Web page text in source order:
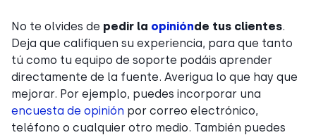
No te olvides de pedir la opiniónde tus clientes.
Deja que califiquen su experiencia, para que tanto
tú como tu equipo de soporte podáis aprender
directamente de la fuente. Averigua lo que hay que
mejorar. Por ejemplo, puedes incorporar una
encuesta de opinión por correo electrónico,
teléfono o cualquier otro medio. También puedes